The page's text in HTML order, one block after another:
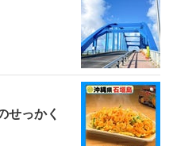
せっかく